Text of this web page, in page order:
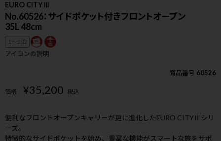
EURO CITYⅢ
No.60526：サイドポケット付きフロントオープン
35L 48cm
1〜2泊
アイコンの説明
商品番号 60526
価格 ¥35,200 税込
便利なフロントオープンキャリーが更に進化したEURO CITYⅢシリ
ーズ。
特徴的なサイドポケットを始め、豊富な機能がスマートな旅をサポ